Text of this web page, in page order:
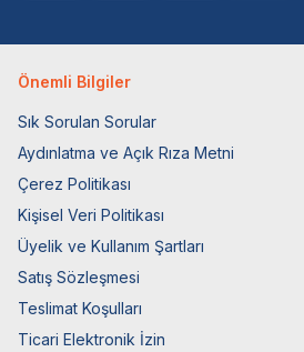
Önemli Bilgiler
Sık Sorulan Sorular
Aydınlatma ve Açık Rıza Metni
Çerez Politikası
Kişisel Veri Politikası
Üyelik ve Kullanım Şartları
Satış Sözleşmesi
Teslimat Koşulları
Ticari Elektronik İzin